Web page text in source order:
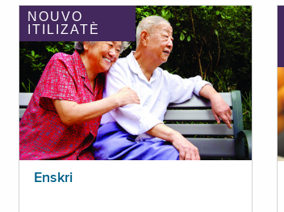
NOUVO
ITILIZATÈ
Enskri